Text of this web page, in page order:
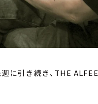
週に引き続き、 THE ALFEE